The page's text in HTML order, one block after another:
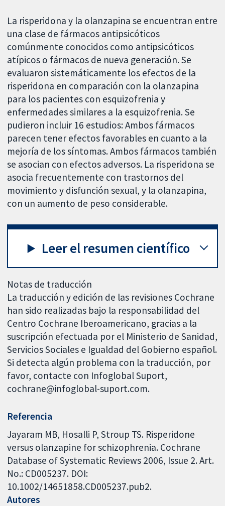
La risperidona y la olanzapina se encuentran entre
una clase de fármacos antipsicóticos
comúnmente conocidos como antipsicóticos
atípicos o fármacos de nueva generación. Se
evaluaron sistemáticamente los efectos de la
risperidona en comparación con la olanzapina
para los pacientes con esquizofrenia y
enfermedades similares a la esquizofrenia. Se
pudieron incluir 16 estudios: Ambos fármacos
parecen tener efectos favorables en cuanto a la
mejoría de los síntomas. Ambos fármacos también
se asocian con efectos adversos. La risperidona se
asocia frecuentemente con trastornos del
movimiento y disfunción sexual, y la olanzapina,
con un aumento de peso considerable.
Leer el resumen científico
Notas de traducción
La traducción y edición de las revisiones Cochrane
han sido realizadas bajo la responsabilidad del
Centro Cochrane Iberoamericano, gracias a la
suscripción efectuada por el Ministerio de Sanidad,
Servicios Sociales e Igualdad del Gobierno español.
Si detecta algún problema con la traducción, por
favor, contacte con Infoglobal Suport,
cochrane@infoglobal-suport.com.
Referencia
Jayaram MB, Hosalli P, Stroup TS. Risperidone
versus olanzapine for schizophrenia. Cochrane
Database of Systematic Reviews 2006, Issue 2. Art.
No.: CD005237. DOI:
10.1002/14651858.CD005237.pub2.
Autores